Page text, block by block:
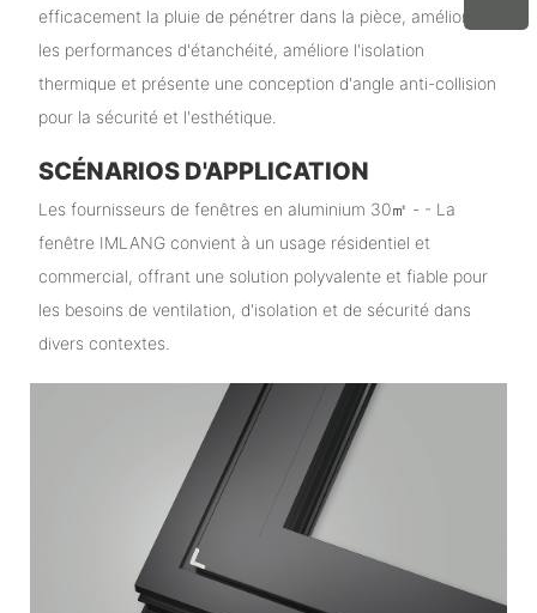
efficacement la pluie de pénétrer dans la pièce, améliore
les performances d'étanchéité, améliore l'isolation
thermique et présente une conception d'angle anti-collision
pour la sécurité et l'esthétique.
SCÉNARIOS D'APPLICATION
Les fournisseurs de fenêtres en aluminium 30㎡ - - La
fenêtre IMLANG convient à un usage résidentiel et
commercial, offrant une solution polyvalente et fiable pour
les besoins de ventilation, d'isolation et de sécurité dans
divers contextes.